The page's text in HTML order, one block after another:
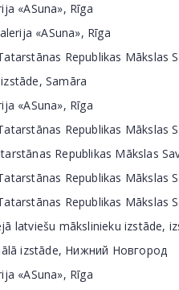
«ASuna», Rīga
«ASuna», Rīga
Republikas Mākslas
Samāra
«ASuna», Rīga
Republikas Mākslas
Republikas Mākslas
Republikas Mākslas
Republikas Mākslas
latviešu mākslinieku izstāde,
izstāde, Нижний Новгород
«ASuna», Rīga